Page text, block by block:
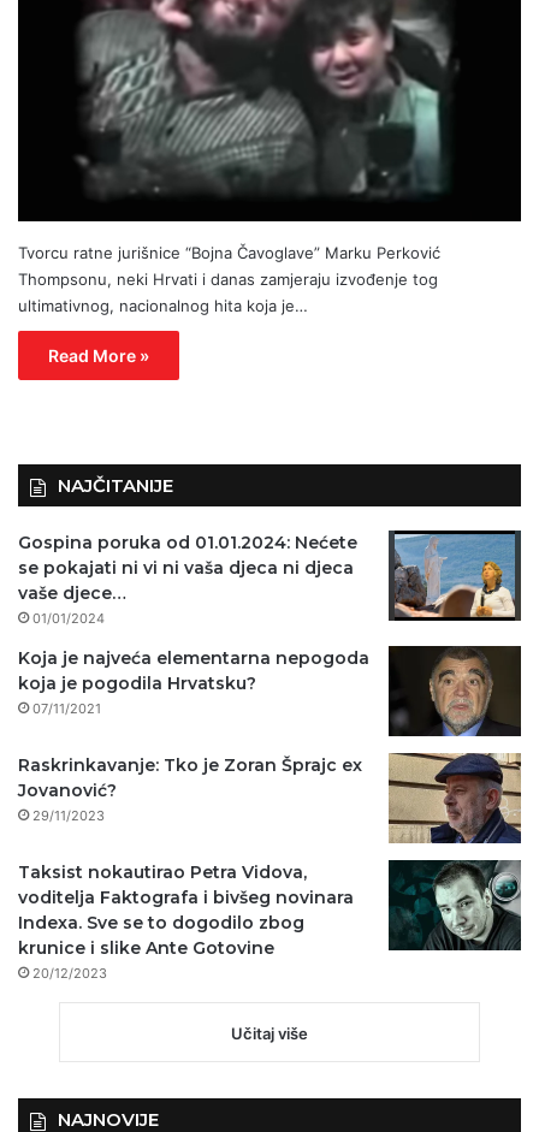
Tvorcu ratne jurišnice “Bojna Čavoglave” Marku Perković
Thompsonu, neki Hrvati i danas zamjeraju izvođenje tog
ultimativnog, nacionalnog hita koja je…
Read More »
NAJČITANIJE
Gospina poruka od 01.01.2024: Nećete
se pokajati ni vi ni vaša djeca ni djeca
vaše djece…
01/01/2024
Koja je najveća elementarna nepogoda
koja je pogodila Hrvatsku?
07/11/2021
Raskrinkavanje: Tko je Zoran Šprajc ex
Jovanović?
29/11/2023
Taksist nokautirao Petra Vidova,
voditelja Faktografa i bivšeg novinara
Indexa. Sve se to dogodilo zbog
krunice i slike Ante Gotovine
20/12/2023
Učitaj više
NAJNOVIJE